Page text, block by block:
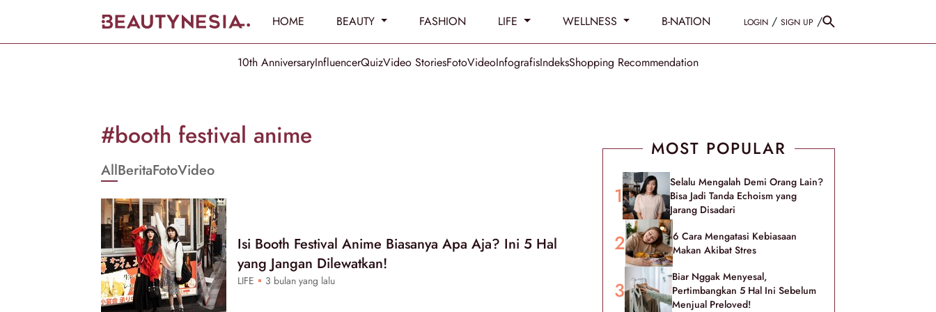
HOME BEAUTY FASHION LIFE WELLNESS B-NATION LOGIN / SIGN UP /
10th AnniversaryInfluencerQuizVideo StoriesFotoVideoInfografisIndeksShopping Recommendation
[GET_DATA_TITLE]
Beautynesia
#booth festival anime
AllBeritaFotoVideo
Isi Booth Festival Anime Biasanya Apa Aja? Ini 5 Hal
yang Jangan Dilewatkan!
LIFE 3 bulan yang lalu
MOST POPULAR
Selalu Mengalah Demi Orang Lain?
Bisa Jadi Tanda Echoism yang
Jarang Disadari
6 Cara Mengatasi Kebiasaan
Makan Akibat Stres
Biar Nggak Menyesal,
Pertimbangkan 5 Hal Ini Sebelum
Menjual Preloved!